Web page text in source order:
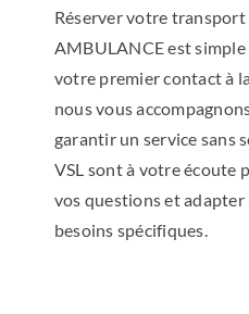
Réserver votre transport
AMBULANCE est
votre premier contact à
nous vous
garantir un service sans
VSL sont à votre écoute
vos questions et
besoins spécifiques.